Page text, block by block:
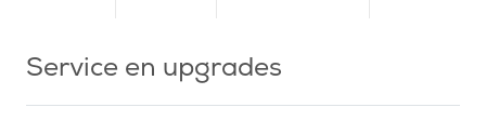
Service en upgrades